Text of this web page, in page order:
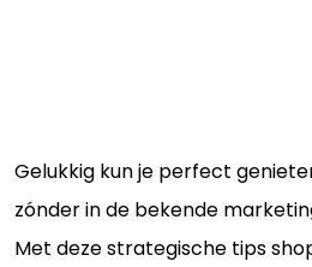
Gelukkig kun je perfect
zónder in de bekende
Met deze strategische tips